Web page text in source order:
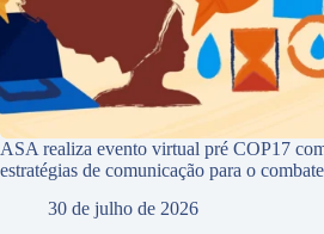
ASA realiza evento virtual pré COP17
estratégias de comunicação para o
30 de julho de 2026